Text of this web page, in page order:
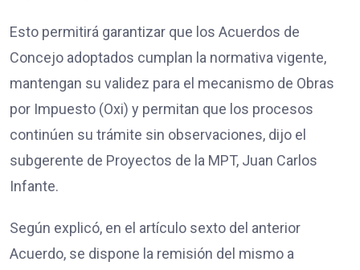
Esto permitirá garantizar que los Acuerdos de
Concejo adoptados cumplan la normativa vigente,
mantengan su validez para el mecanismo de Obras
por Impuesto (Oxi) y permitan que los procesos
continúen su trámite sin observaciones, dijo el
subgerente de Proyectos de la MPT, Juan Carlos
Infante.
Según explicó, en el artículo sexto del anterior
Acuerdo, se dispone la remisión del mismo a